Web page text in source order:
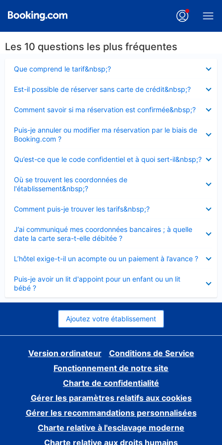
Les 10 questions les plus fréquentes
Que comprend le tarif&nbsp;?
fermé
Est-il possible de réserver sans carte de crédit&nbsp;?
fermé
Comment savoir si ma réservation est confirmée&nbsp;?
fermé
Puis-je annuler ou modifier ma réservation par le biais de
Booking.com ?
fermé
Qu’est-ce que le code confidentiel et à quoi sert-il&nbsp;?
fermé
Où se trouvent les coordonnées de
l'établissement&nbsp;?
fermé
Comment puis-je trouver les tarifs&nbsp;?
fermé
J’ai communiqué mes coordonnées bancaires ; à quelle
date la carte sera-t-elle débitée ?
fermé
L’hôtel exige-t-il un acompte ou un paiement à l’avance ?
fermé
Puis-je avoir un lit d'appoint pour un enfant ou un lit
bébé ?
fermé
Ajoutez votre établissement
Version ordinateur
Conditions de Service
Fonctionnement de notre site
Charte de confidentialité
Gérer les paramètres relatifs aux cookies
Gérer les recommandations personnalisées
Charte relative à l'esclavage moderne
Charte relative aux droits humains